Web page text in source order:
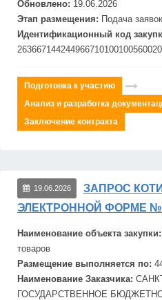
Обновлено: 19.06.2026
Этап размещения: Подача заявок
Идентификационный код
Подготовка к участию
Анализ и разработка
Заключение контракта
19.06.2026
ЗАПРОС
ЭЛЕКТРОННОЙ ФОРМЕ
Наименование объекта закупки:
товаров
Размещение выполняется по:
Наименование Заказчика:
ГОСУДАРСТВЕННОЕ